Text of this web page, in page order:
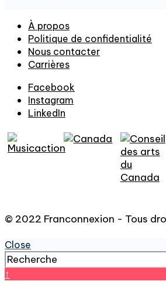
À propos
Politique de confidentialité
Nous contacter
Carrières
Facebook
Instagram
LinkedIn
© 2022 Franconnexion - Tous
Close
↑